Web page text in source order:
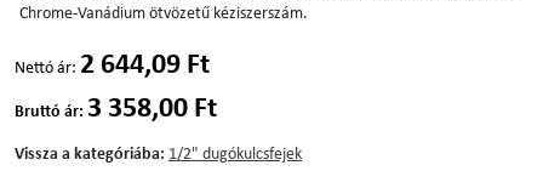
Chrome-Vanádium ötvözetű kéziszerszám.
Nettó ár: 2 644,09 Ft
Bruttó ár: 3 358,00 Ft
Vissza a kategóriába: 1/2" dugókulcsfejek